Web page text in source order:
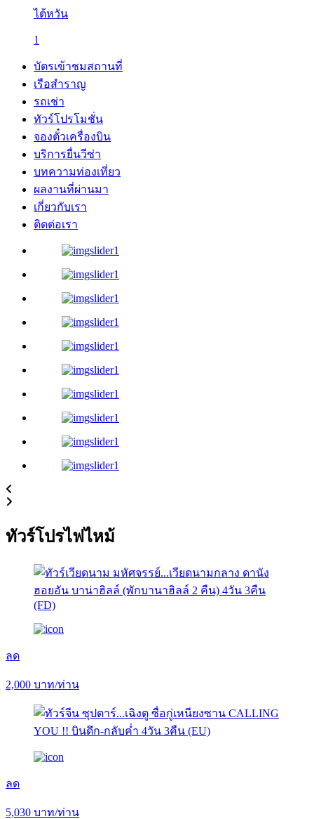
ไต้หวัน
1
บัตรเข้าชมสถานที่
เรือสำราญ
รถเช่า
ทัวร์โปรโมชั่น
จองตั๋วเครื่องบิน
บริการยื่นวีซ่า
บทความท่องเที่ยว
ผลงานที่ผ่านมา
เกี่ยวกับเรา
ติดต่อเรา
ทัวร์โปรไฟไหม้
ลด
2,000 บาท/ท่าน
ลด
5,030 บาท/ท่าน